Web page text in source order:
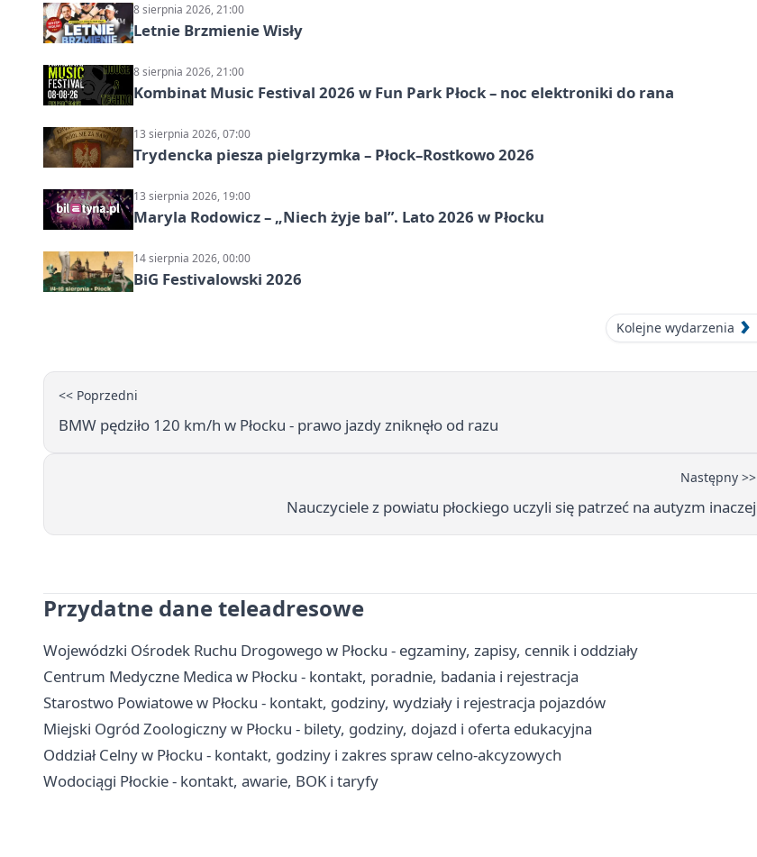
8 sierpnia 2026, 21:00
Letnie Brzmienie Wisły
8 sierpnia 2026, 21:00
Kombinat Music Festival 2026 w Fun Park Płock – noc elektroniki do rana
13 sierpnia 2026, 07:00
Trydencka piesza pielgrzymka – Płock–Rostkowo 2026
13 sierpnia 2026, 19:00
Maryla Rodowicz – „Niech żyje bal”. Lato 2026 w Płocku
14 sierpnia 2026, 00:00
BiG Festivalowski 2026
Kolejne wydarzenia
<< Poprzedni
BMW pędziło 120 km/h w Płocku - prawo jazdy zniknęło od razu
Następny >>
Nauczyciele z powiatu płockiego uczyli się patrzeć na autyzm inaczej
Przydatne dane teleadresowe
Wojewódzki Ośrodek Ruchu Drogowego w Płocku - egzaminy, zapisy, cennik i oddziały
Centrum Medyczne Medica w Płocku - kontakt, poradnie, badania i rejestracja
Starostwo Powiatowe w Płocku - kontakt, godziny, wydziały i rejestracja pojazdów
Miejski Ogród Zoologiczny w Płocku - bilety, godziny, dojazd i oferta edukacyjna
Oddział Celny w Płocku - kontakt, godziny i zakres spraw celno-akcyzowych
Wodociągi Płockie - kontakt, awarie, BOK i taryfy